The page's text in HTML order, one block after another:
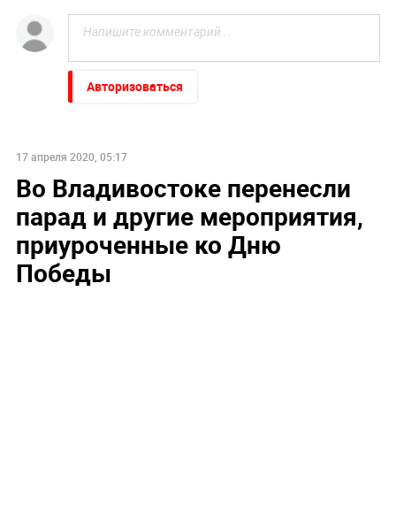
Авторизоваться
17 апреля 2020, 05:17
Во Владивостоке перенесли
парад и другие мероприятия,
приуроченные ко Дню
Победы